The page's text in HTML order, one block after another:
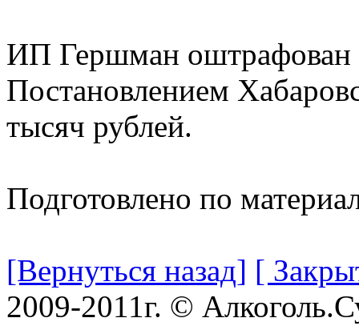
ИП Гершман оштрафован
Постановлением
тысяч рублей.
Подготовлено по
[Вернуться назад] [
2009-2011г. ©